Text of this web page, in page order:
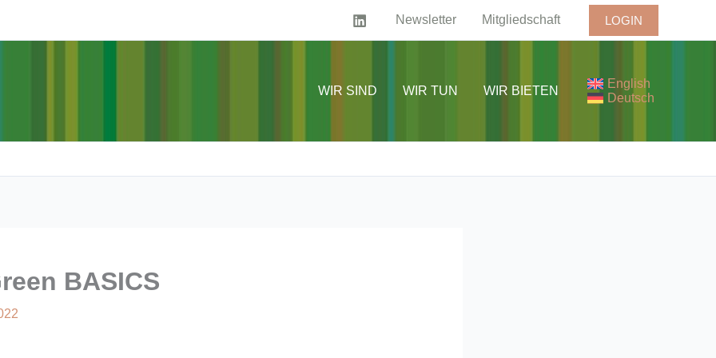
Newsletter Mitgliedschaft LOGIN
WIR SIND WIR TUN WIR BIETEN
English
Deutsch
BASICS